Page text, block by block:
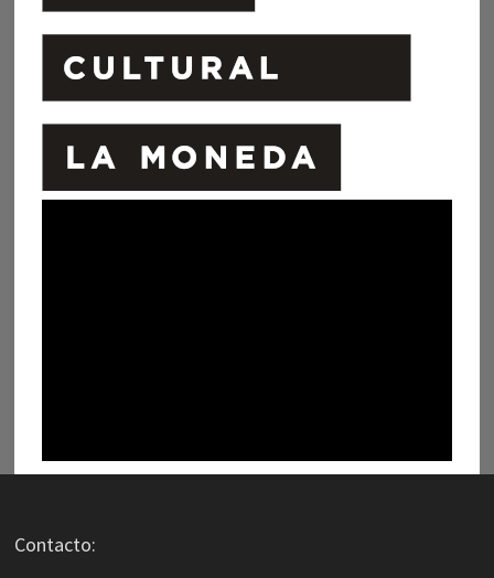
Contacto: